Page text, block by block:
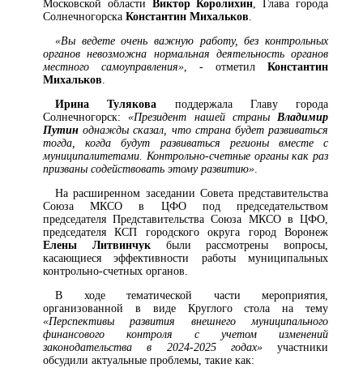
Московской области Виктор Королихин, Глава города
Солнечногорска Константин Михальков.
«Вы ведете очень важную работу, без контрольных
органов невозможна нормальная деятельность органов
местного самоуправления», - отметил Константин
Михальков.
Ирина Тулякова поддержала Главу города
Солнечногорск:«Президент нашей страны Владимир
Путин однажды сказал, что страна будет развиваться
тогда, когда будут развиваться регионы вместе с
муниципалитетами. Контрольно-счетные органы как раз
призваны содействовать этому развитию».
На расширенном заседании Совета представительства
Союза МКСО в ЦФО под председательством
председателя Представительства Союза МКСО в ЦФО,
председателя КСП городского округа город Воронеж
Елены Литвинчукбыли рассмотрены вопросы,
касающиеся эффективности работы муниципальных
контрольно-счетных органов.
В ходе тематической части мероприятия,
организованной в виде Круглого стола на тему
«Перспективы развития внешнего муниципального
финансового контроля с учетом изменений
законодательства в 2024-2025 годах»участники
обсудили актуальные проблемы, такие как: